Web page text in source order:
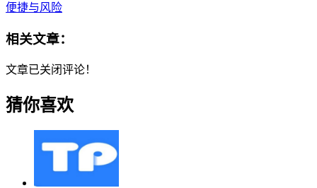
便捷与风险
相关文章：
文章已关闭评论！
猜你喜欢